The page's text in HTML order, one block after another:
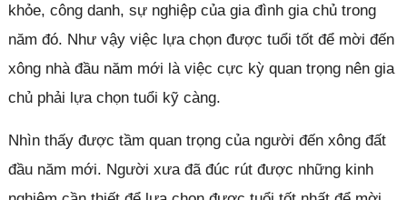
khỏe, công danh, sự nghiệp của gia đình gia chủ trong
năm đó. Như vậy việc lựa chọn được tuổi tốt để mời đến
xông nhà đầu năm mới là việc cực kỳ quan trọng nên gia
chủ phải lựa chọn tuổi kỹ càng.
Nhìn thấy được tầm quan trọng của người đến xông đất
đầu năm mới. Người xưa đã đúc rút được những kinh